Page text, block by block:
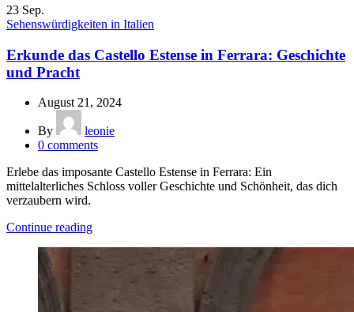
23 Sep.
Sehenswürdigkeiten in Italien
Erkunde das Castello Estense in Ferrara: Geschichte
und Pracht
August 21, 2024
By
leonie
0 comments
Erlebe das imposante Castello Estense in Ferrara: Ein
mittelalterliches Schloss voller Geschichte und Schönheit, das dich
verzaubern wird.
Continue reading